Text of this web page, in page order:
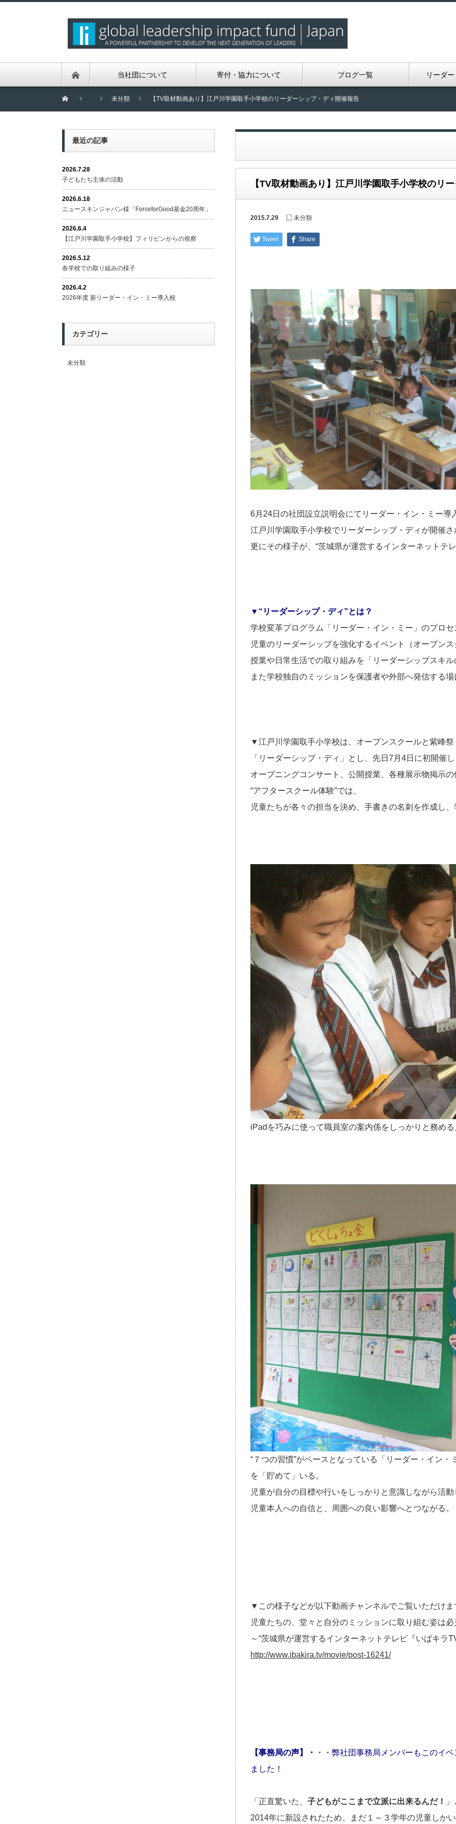
当社団について 寄付・協力について ブログ一覧 リーダ
未分類 【TV取材動画あり】江戸川学園取手小学校のリーダーシップ・ディ開催報告
【TV取材動画あり】江戸川学園取手小学校のリ
2015.7.29 未分類
Tweet Share
6月24日の社団設立説明会にてリーダー・イン・ミー導
江戸川学園取手小学校でリーダーシップ・ディが開催
更にその様子が、“茨城県が運営するインターネットテ
▼“リーダーシップ・ディ”とは？
学校変革プログラム「リーダー・イン・ミー」のプロ
児童のリーダーシップを強化するイベント（オープン
授業や日常生活での取り組みを「リーダーシップスキ
また学校独自のミッションを保護者や外部へ発信する
▼江戸川学園取手小学校は、オープンスクールと紫峰
「リーダーシップ・ディ」とし、先日7月4日に初開催
オープニングコンサート、公開授業、各種展示物掲示の
“アフタースクール体験”では、
児童たちが各々の担当を決め、手書きの名刺を作成し
iPadを巧みに使って職員室の案内係をしっかりと務め
“７つの習慣”がベースとなっている「リーダー・イン
を「貯めて」いる。
児童が自分の目標や行いをしっかりと意識しながら活
児童本人への自信と、周囲への良い影響へとつながる。
▼この様子などが以下動画チャンネルでご覧いただけま
児童たちの、堂々と自分のミッションに取り組む姿は
～“茨城県が運営するインターネットテレビ『いばキラ
http://www.ibakira.tv/movie/post-16241/
【事務局の声】・
・・弊社団事務局メンバーもこのイ
ました！
「正直驚いた、 子どもがここまで立派に出来るんだ！
2014年に新設されたため、まだ１～３学年の児童しか
最近の記事
2026.7.28
子どもたち主体の活動
2026.6.18
ニュースキンジャパン様「ForceforGood基金20周年」
2026.6.4
【江戸川学園取手小学校】フィリピンからの視察
2026.5.12
各学校での取り組みの様子
2026.4.2
2026年度 新リーダー・イン・ミー導入校
カテゴリー
未分類